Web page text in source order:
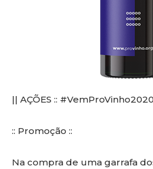
|| AÇÕES ::
:: Promoção ::
Na compra de uma garrafa